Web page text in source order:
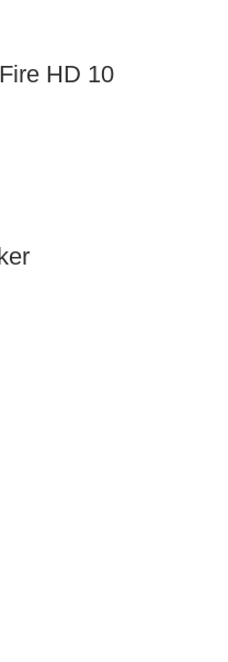
HD 10